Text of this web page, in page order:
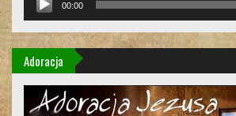
00:00
Adoracja